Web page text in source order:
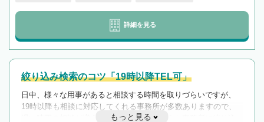
詳細を見る
絞り込み検索のコツ「19時以降TEL可」
日中、様々な用事があると相談する時間を取りづらいですが、
19時以降も相談に対応してくれる事務所が多数ありますので、
遅い時間の相談が増えそうな場合はそのような事務所に絞り込
もっと見る